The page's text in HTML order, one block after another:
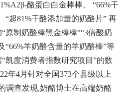
酪蛋白白金棒棒、 “66%干
“超81%干酪添加量的奶酪片” 再
原制奶酪棒黑金棒棒”“3倍酸奶
“66%羊奶酪含量的羊奶酪棒”等
凯度消费者指数研究项目”的数
年4月针对全国373个县级以上
调查发现,奶酪博士在高端奶酪